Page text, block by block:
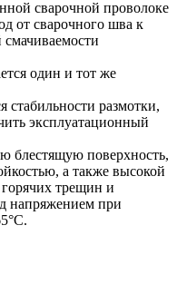
сварочной проволоке
от сварочного шва к
один и тот же
стабильности размотки,
эксплуатационный
блестящую поверхность,
а также высокой
трещин и
напряжением при